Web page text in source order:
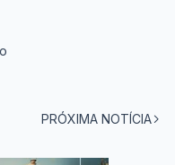
PRÓXIMA NOTÍCIA